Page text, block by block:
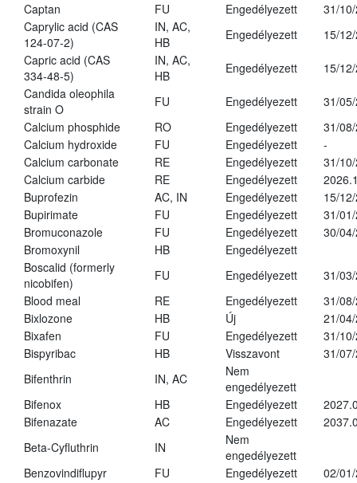
Captan
FU Engedélyezett
31/
Caprylic acid (CAS
124-07-2)
IN, AC,
HB
Engedélyezett
15/
Capric acid (CAS
334-48-5)
IN, AC,
HB
Engedélyezett
15/
Candida oleophila
strain O
FU Engedélyezett
31/
Calcium phosphide
RO Engedélyezett
31/
Calcium hydroxide
FU Engedélyezett
-
Calcium carbonate
RE Engedélyezett
31/
Calcium carbide
RE Engedélyezett
Buprofezin
AC, IN Engedélyezett
15/
Bupirimate
FU Engedélyezett
31/
Bromuconazole
FU Engedélyezett
30/
Bromoxynil
HB
Engedélyezett
Boscalid (formerly
nicobifen)
FU Engedélyezett
31/
Blood meal
RE Engedélyezett
31/
Bixlozone
HB Új
21/
Bixafen
FU Engedélyezett
31/
Bispyribac
HB Visszavont
31/
Bifenthrin
IN, AC
Nem
engedélyezett
Bifenox
HB Engedélyezett
Bifenazate
AC Engedélyezett
Beta-Cyfluthrin
IN
Nem
engedélyezett
Benzovindiflupyr
FU Engedélyezett
02/